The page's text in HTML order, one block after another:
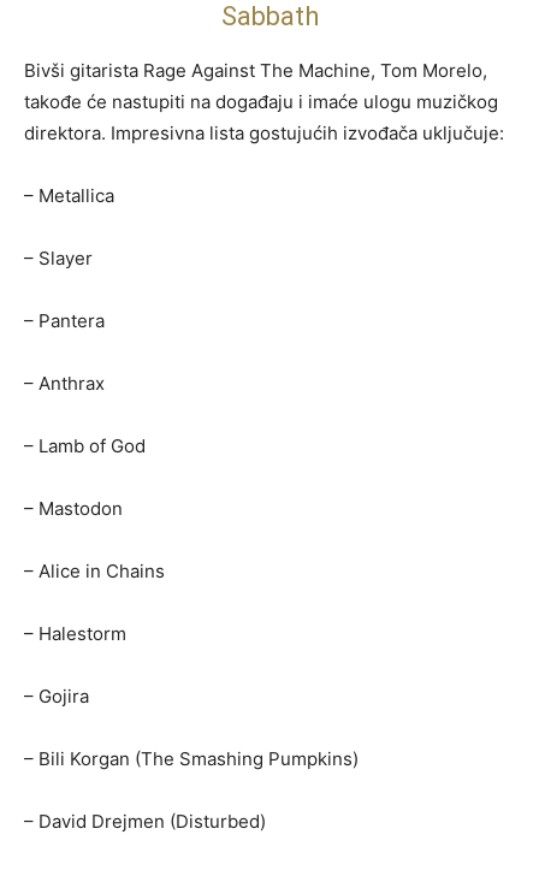
Sabbath
Bivši gitarista Rage Against The Machine, Tom Morelo,
takođe će nastupiti na događaju i imaće ulogu muzičkog
direktora. Impresivna lista gostujućih izvođača uključuje:
– Metallica
– Slayer
– Pantera
– Anthrax
– Lamb of God
– Mastodon
– Alice in Chains
– Halestorm
– Gojira
– Bili Korgan (The Smashing Pumpkins)
– David Drejmen (Disturbed)